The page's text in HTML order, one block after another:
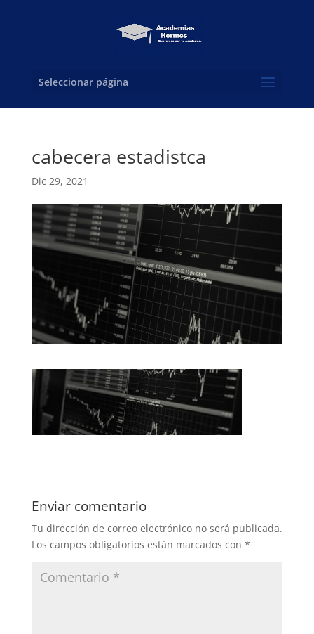
Seleccionar página
cabecera estadistca
Dic 29, 2021
Enviar comentario
Tu dirección de correo electrónico no será publicada.
Los campos obligatorios están marcados con *